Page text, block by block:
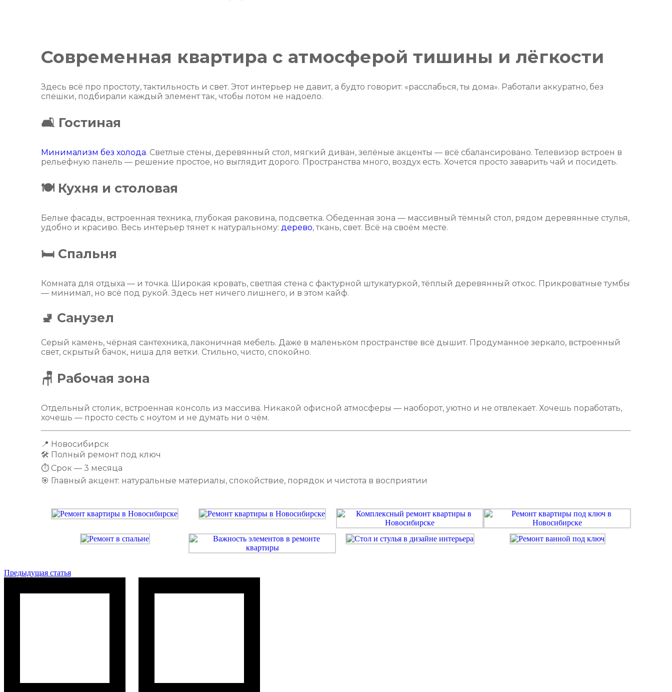
Современная квартира с атмосферой тишины и лёгкости
Здесь всё про простоту, тактильность и свет. Этот интерьер не давит, а будто говорит: «расслабься, ты дома». Работали аккуратно, без
спешки, подбирали каждый элемент так, чтобы потом не надоело.
🛋 Гостиная
Минимализм без холода. Светлые стены, деревянный стол, мягкий диван, зелёные акценты — всё сбалансировано. Телевизор встроен в
рельефную панель — решение простое, но выглядит дорого. Пространства много, воздух есть. Хочется просто заварить чай и посидеть.
🍽 Кухня и столовая
Белые фасады, встроенная техника, глубокая раковина, подсветка. Обеденная зона — массивный тёмный стол, рядом деревянные стулья,
удобно и красиво. Весь интерьер тянет к натуральному: дерево, ткань, свет. Всё на своём месте.
🛏 Спальня
Комната для отдыха — и точка. Широкая кровать, светлая стена с фактурной штукатуркой, тёплый деревянный откос. Прикроватные тумбы
— минимал, но всё под рукой. Здесь нет ничего лишнего, и в этом кайф.
🚽 Санузел
Серый камень, чёрная сантехника, лаконичная мебель. Даже в маленьком пространстве всё дышит. Продуманное зеркало, встроенный
свет, скрытый бачок, ниша для ветки. Стильно, чисто, спокойно.
🪑 Рабочая зона
Отдельный столик, встроенная консоль из массива. Никакой офисной атмосферы — наоборот, уютно и не отвлекает. Хочешь поработать,
хочешь — просто сесть с ноутом и не думать ни о чём.
📍 Новосибирск
🛠 Полный ремонт под ключ
⏱ Срок — 3 месяца
🎯 Главный акцент: натуральные материалы, спокойствие, порядок и чистота в восприятии
Предыдущая статья